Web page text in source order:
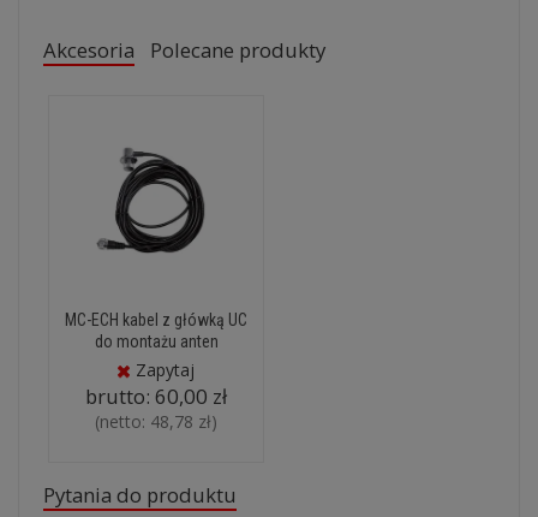
Akcesoria Polecane produkty
MC-ECH kabel z główką UC
do montażu anten
Zapytaj
brutto: 60,00 zł
(netto: 48,78 zł)
Pytania do produktu